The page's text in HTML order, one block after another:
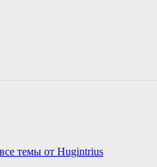
темы от Hugintrius